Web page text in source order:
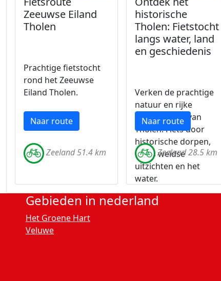
Zeeuwse Eiland
Tholen
Prachtige fietstocht
rond het Zeeuwse
Eiland Tholen.
Naar route
Zeeland 51.4 km
historische
Tholen: Fietstocht
langs water, land
en geschiedenis
Verken de prachtige
natuur en rijke
geschiedenis van
Tholen. Fiets door
historische dorpen,
langs weidse
uitzichten en het
water.
Naar route
Zeeland 28.5 km
Gebieden in nederland
Het Groene Hart
Veluwe